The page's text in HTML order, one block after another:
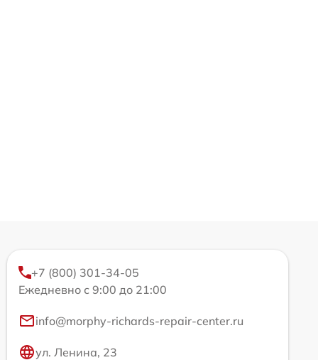
+7 (800) 301-34-05
Ежедневно с 9:00 до 21:00
info@morphy-richards-repair-center.ru
ул. Ленина, 23